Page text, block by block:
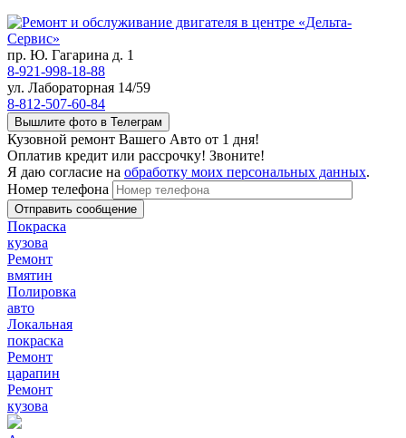
пр. Ю. Гагарина д. 1
8-921-998-18-88
ул. Лабораторная 14/59
8-812-507-60-84
Вышлите фото в Телеграм
Кузовной ремонт Вашего Авто от 1 дня!
Оплатив кредит или рассрочку! Звоните!
Я даю согласие на обработку моих персональных данных.
Номер телефона
Покраска
кузова
Ремонт
вмятин
Полировка
авто
Локальная
покраска
Ремонт
царапин
Ремонт
кузова